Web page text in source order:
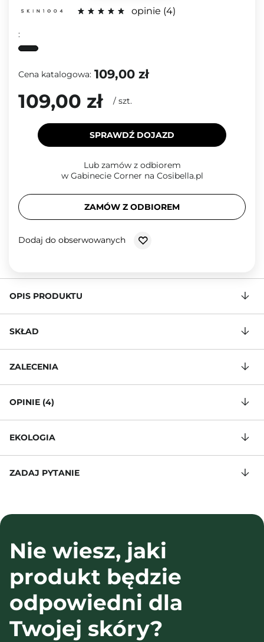
opinie 4
:
Cena katalogowa: 109,00 zł
109,00 zł / szt.
SPRAWDŹ DOJAZD
Lub zamów z odbiorem
w Gabinecie Corner na Cosibella.pl
ZAMÓW Z ODBIOREM
Dodaj do obserwowanych
OPIS PRODUKTU
SKŁAD
ZALECENIA
OPINIE (4)
EKOLOGIA
ZADAJ PYTANIE
Nie wiesz, jaki
produkt będzie
odpowiedni dla
Twojej skóry?